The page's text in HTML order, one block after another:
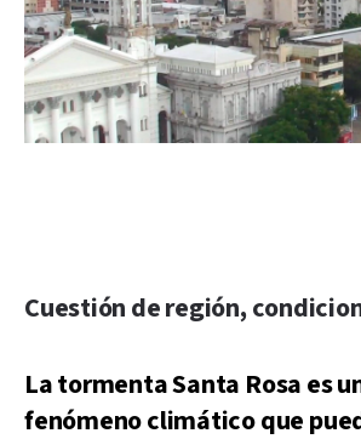
Cuestión de región,
La tormenta Santa Rosa es
fenómeno climático que